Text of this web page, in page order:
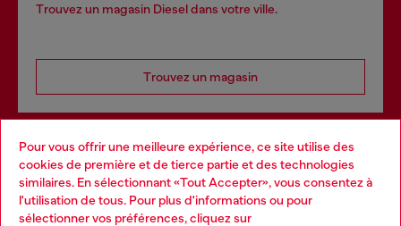
Pour vous offrir une meilleure expérience, ce site utilise des
cookies de première et de tierce partie et des technologies
similaires. En sélectionnant «Tout Accepter», vous consentez à
l'utilisation de tous. Pour plus d'informations ou pour
sélectionner vos préférences, cliquez sur
Trouvez un magasin Diesel dans votre ville.
Trouvez un magasin
Services omnicanaux
Découvrez tous nos services, en ligne et en magasin.
Choose your location